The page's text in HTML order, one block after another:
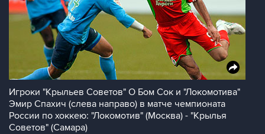
Игроки "Крыльев Советов" О Бом Сок и "Локомотива"
Эмир Спахич (слева направо) в матче чемпионата
России по хоккею: "Локомотив" (Москва) - "Крылья
Советов" (Самара)